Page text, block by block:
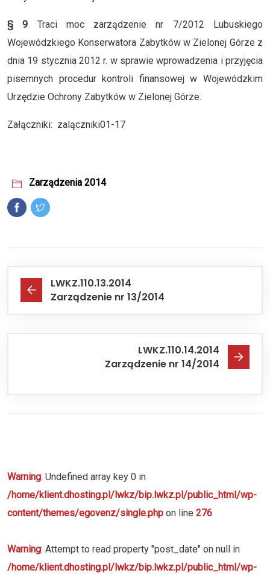
§ 9 Traci moc zarządzenie nr 7/2012 Lubuskiego
Wojewódzkiego Konserwatora Zabytków w Zielonej Górze z
dnia 19 stycznia 2012 r. w sprawie wprowadzenia i przyjęcia
pisemnych procedur kontroli finansowej w Wojewódzkim
Urzędzie Ochrony Zabytków w Zielonej Górze.
Załączniki: zalączniki01-17
Zarządzenia 2014
LWKZ.110.13.2014
Zarządzenie nr 13/2014
LWKZ.110.14.2014
Zarządzenie nr 14/2014
Warning: Undefined array key 0 in
/home/klient.dhosting.pl/lwkz/bip.lwkz.pl/public_html/wp-
content/themes/egovenz/single.php on line 276
Warning: Attempt to read property "post_date" on null in
/home/klient.dhosting.pl/lwkz/bip.lwkz.pl/public_html/wp-